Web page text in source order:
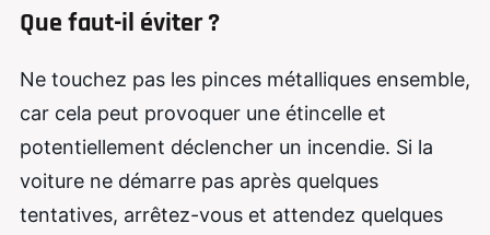
Que faut-il éviter ?
Ne touchez pas les pinces métalliques ensemble,
car cela peut provoquer une étincelle et
potentiellement déclencher un incendie. Si la
voiture ne démarre pas après quelques
tentatives, arrêtez-vous et attendez quelques